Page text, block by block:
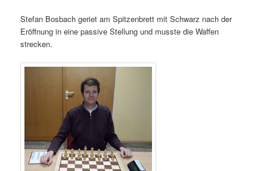
Stefan Bosbach geriet am Spitzenbrett mit Schwarz nach der
Eröffnung in eine passive Stellung und musste die Waffen
strecken.